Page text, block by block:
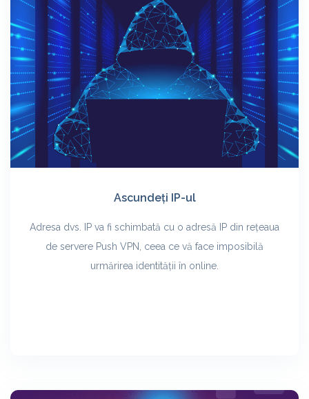
Ascundeți IP-ul
Adresa dvs. IP va fi schimbată cu o adresă IP din rețeaua
de servere Push VPN, ceea ce vă face imposibilă
urmărirea identității în online.